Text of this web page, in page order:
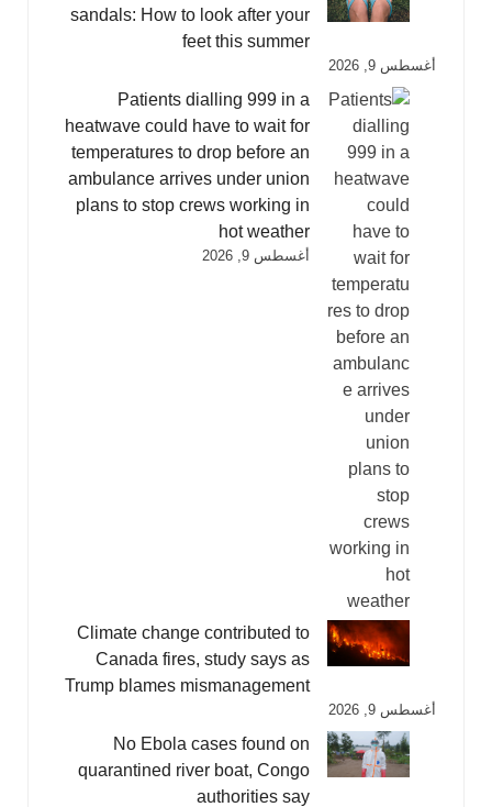
sandals: How to look after your
feet this summer
أغسطس 9, 2026
Patients dialling 999 in a
heatwave could have to wait for
temperatures to drop before an
ambulance arrives under union
plans to stop crews working in
hot weather
أغسطس 9, 2026
Climate change contributed to
Canada fires, study says as
Trump blames mismanagement
أغسطس 9, 2026
No Ebola cases found on
quarantined river boat, Congo
authorities say